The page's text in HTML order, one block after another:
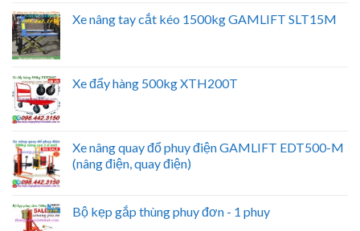
Xe nâng tay cắt kéo 1500kg GAMLIFT SLT15M
Xe đẩy hàng 500kg XTH200T
Xe nâng quay đổ phuy điện GAMLIFT EDT500-M
(nâng điện, quay điện)
Bộ kẹp gắp thùng phuy đơn - 1 phuy